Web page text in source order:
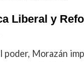
Liberal y
poder, Morazán